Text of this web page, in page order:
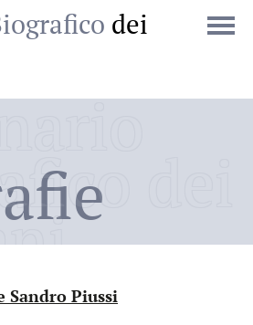
dei
dei
Sandro Piussi